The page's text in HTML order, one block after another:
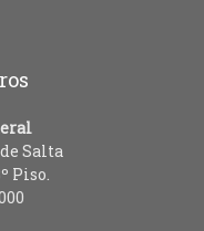
Salta
Piso.